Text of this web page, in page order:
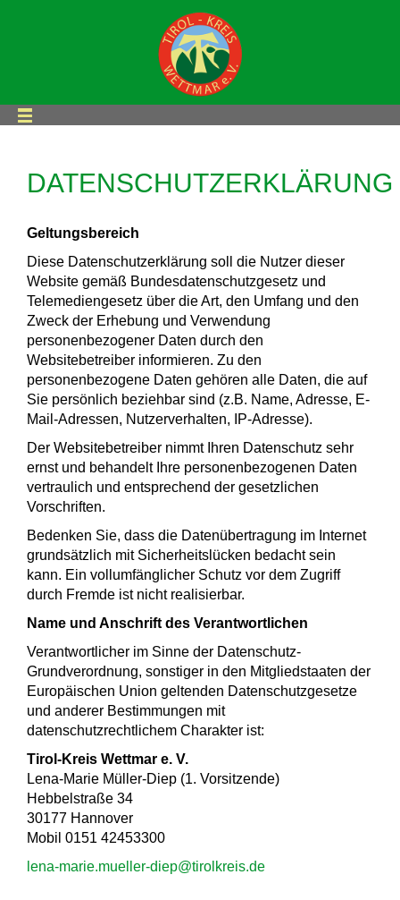
DATENSCHUTZERKLÄRUNG
Geltungsbereich
Diese Datenschutzerklärung soll die Nutzer dieser
Website gemäß Bundesdatenschutzgesetz und
Telemediengesetz über die Art, den Umfang und den
Zweck der Erhebung und Verwendung
personenbezogener Daten durch den
Websitebetreiber informieren. Zu den
personenbezogene Daten gehören alle Daten, die auf
Sie persönlich beziehbar sind (z.B. Name, Adresse, E-
Mail-Adressen, Nutzerverhalten, IP-Adresse).
Der Websitebetreiber nimmt Ihren Datenschutz sehr
ernst und behandelt Ihre personenbezogenen Daten
vertraulich und entsprechend der gesetzlichen
Vorschriften.
Bedenken Sie, dass die Datenübertragung im Internet
grundsätzlich mit Sicherheitslücken bedacht sein
kann. Ein vollumfänglicher Schutz vor dem Zugriff
durch Fremde ist nicht realisierbar.
Name und Anschrift des Verantwortlichen
Verantwortlicher im Sinne der Datenschutz-
Grundverordnung, sonstiger in den Mitgliedstaaten der
Europäischen Union geltenden Datenschutzgesetze
und anderer Bestimmungen mit
datenschutzrechtlichem Charakter ist:
Tirol-Kreis Wettmar e. V.
Lena-Marie Müller-Diep (1. Vorsitzende)
Hebbelstraße 34
30177 Hannover
Mobil 0151 42453300
lena-marie.mueller-diep@tirolkreis.de